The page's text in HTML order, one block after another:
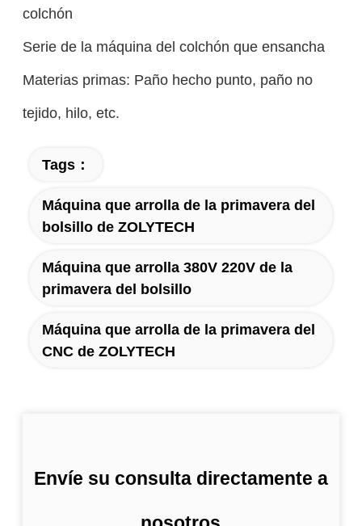
colchón
Serie de la máquina del colchón que ensancha
Materias primas: Paño hecho punto, paño no
tejido, hilo, etc.
Tags：
Máquina que arrolla de la primavera del
bolsillo de ZOLYTECH
Máquina que arrolla 380V 220V de la
primavera del bolsillo
Máquina que arrolla de la primavera del
CNC de ZOLYTECH
Envíe su consulta directamente a